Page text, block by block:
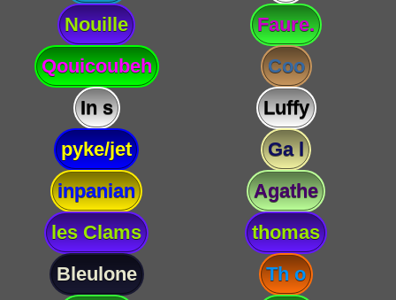
Nouille
Faure.
Qouicoubeh
Coo
In s
Luffy
pyke/jet
Ga l
inpanian
Agathe
les Clams
thomas
Bleulone
Th o